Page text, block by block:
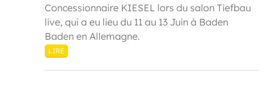
Concessionnaire KIESEL lors du salon Tiefbau
live, qui a eu lieu du 11 au 13 Juin à Baden
Baden en Allemagne.
LIRE